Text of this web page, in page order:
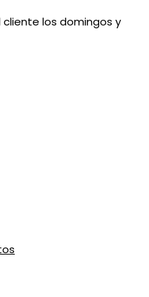
los domingos y